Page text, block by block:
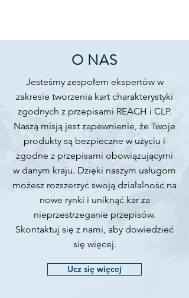
- Chemii przemysłowej:
  - Rozpuszczalniki i rozcieńczalniki
  - Odczynniki laboratoryjne
  - Mieszaniny technologiczne
  - Surowce produkcyjne
Dokumentacja techniczna zgodna z
przepisami
Dokumentacja zgodna z:
- Rozporządzeniem REACH (WE) nr
1907/2006
- Rozporządzeniem CLP (WE) nr
1272/2008
- Rozporządzeniem (UE) 2020/878
- Ustawą o substancjach
chemicznych i ich mieszaninach
O NAS
Jesteśmy zespołem ekspertów w
zakresie tworzenia kart charakterystyki
zgodnych z przepisami REACH i CLP.
Naszą misją jest zapewnienie, że Twoje
produkty są bezpieczne w użyciu i
zgodne z przepisami obowiązującymi
w danym kraju. Dzięki naszym usługom
możesz rozszerzyć swoją działalność na
nowe rynki i uniknąć kar za
nieprzestrzeganie przepisów.
Skontaktuj się z nami, aby dowiedzieć
się więcej.
Ucz się więcej